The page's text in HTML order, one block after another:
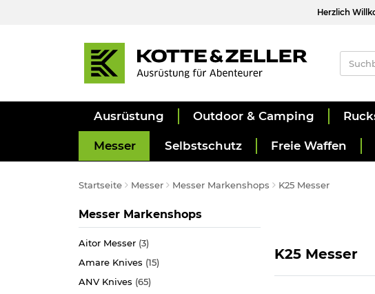
Herzlich
Ausrüstung Outdoor & Camping
Messer Selbstschutz Freie Waffen
Startseite Messer Messer Markenshops K25 Messer
Kategorie
Messer Markenshops
Aitor Messer (3)
Amare Knives (15)
ANV Knives (65)
K25 Messer